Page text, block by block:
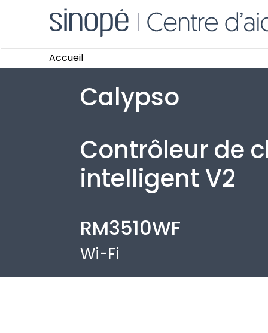
Accueil
Calypso
Contrôleur de
intelligent V2
RM3510WF
Wi-Fi